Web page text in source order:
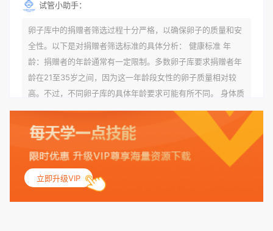
试管小助手：
卵子库中的捐赠者筛选过程十分严格，以确保卵子的质量和安
全性。以下是对捐赠者筛选标准的具体分析： 健康标准 年
龄：捐赠者的年龄通常有一定限制。多数卵子库要求捐赠者年
龄在21至35岁之间，因为这一年龄段女性的卵子质量相对较
高。不过，不同卵子库的具体年龄要求可能有所不同。 身体质
量指数（BMI）：捐赠者的BMI通常需要在正常范围内，以确
保其身体健康状况良好。过高的BMI可能与多种健康问题相关
联，包括不孕症和妊娠并发症。 生殖健康：捐赠者需要有规律
的月经期，无生殖障碍或异常问题。此外，还需要进行详细的
妇科检查，以确保其生殖系统的健康。 遗传病史与家族病史：
捐赠者及其家庭成员需要无严重的遗传病史、精神病史和传染
病史。这通常需要通过基因检测、家族史调查和医疗记录审查
立即升级VIP